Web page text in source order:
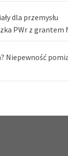
dla przemysłu
PWr z grantem
Niepewność